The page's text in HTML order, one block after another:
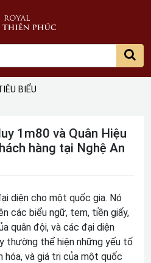
BIỂU
1m80 và Quân Hiệu
hàng tại Nghệ An
diện cho một quốc gia. Nó
các biểu ngữ, tem, tiền giấy,
quân đội, và các đại diện
thường thể hiện những yếu tố
hóa, và giá trị của một quốc